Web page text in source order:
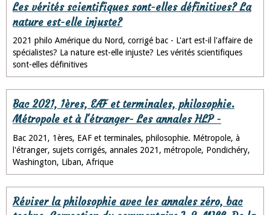
Les vérités scientifiques sont-elles définitives? La
nature est-elle injuste?
2021 philo Amérique du Nord, corrigé bac - L'art est-il l'affaire de
spécialistes? La nature est-elle injuste? Les vérités scientifiques
sont-elles définitives
Bac 2021, 1ères, EAF et terminales, philosophie.
Métropole et à l'étranger- Les annales HLP -
Bac 2021, 1ères, EAF et terminales, philosophie. Métropole, à
l'étranger, sujets corrigés, annales 2021, métropole, Pondichéry,
Washington, Liban, Afrique
Réviser la philosophie avec les annales zéro, bac